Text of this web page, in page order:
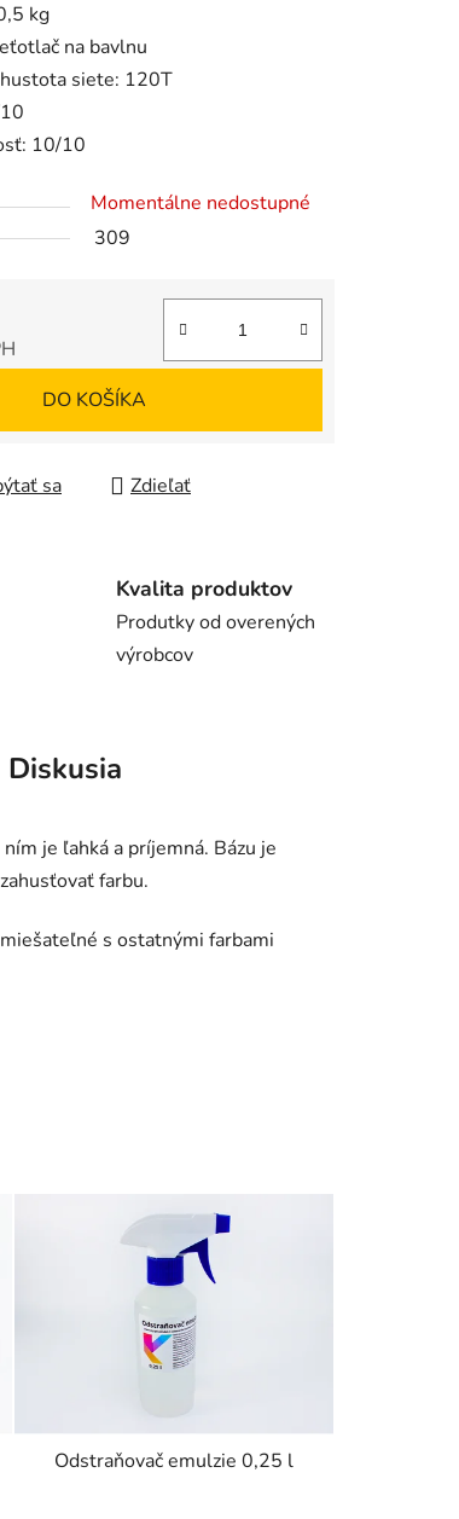
kg
na bavlnu
siete: 120T
10/10
Momentálne nedostupné
309
DO KOŠÍKA
sa Zdieľať
Kvalita produktov
Produtky od overených
výrobcov
Diskusia
je ľahká a príjemná. Bázu je
farbu.
s ostatnými farbami
Odstraňovač emulzie 0,25 l